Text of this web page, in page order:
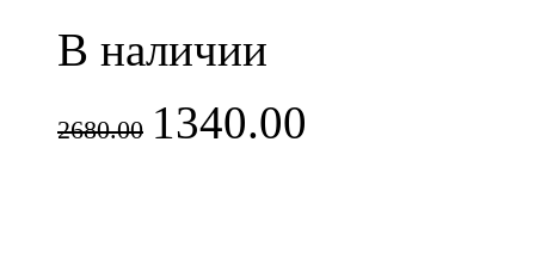
В наличии
2680.00 1340.00